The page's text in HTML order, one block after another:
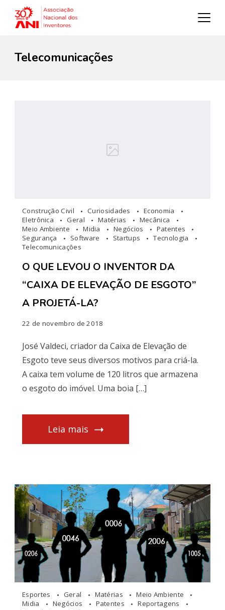
Telecomunicações
Construção Civil Curiosidades
Economia
Eletrônica
Geral Matérias
Mecânica
Meio Ambiente
Midia Negócios
Patentes
Segurança
Software Startups
Tecnologia
Telecomunicações
O QUE LEVOU O INVENTOR DA
“CAIXA DE ELEVAÇÃO DE ESGOTO”
A PROJETÁ-LA?
22 de novembro de 2018
José Valdeci, criador da Caixa de Elevação de
Esgoto teve seus diversos motivos para criá-la.
A caixa tem volume de 120 litros que armazena
o esgoto do imóvel. Uma boia […]
Leia mais
Esportes Geral Matérias
Meio Ambiente
Midia
Negócios Patentes
Reportagens